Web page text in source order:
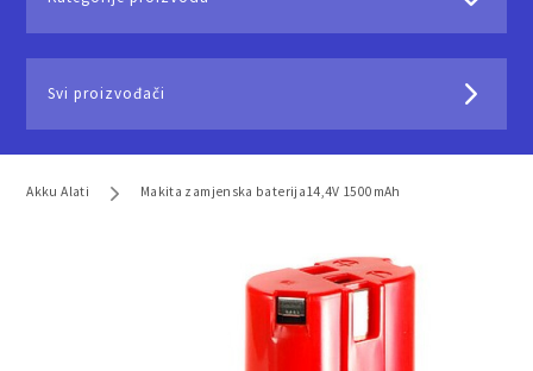
Svi proizvođači
Akku Alati Makita zamjenska baterija14,4V 1500mAh